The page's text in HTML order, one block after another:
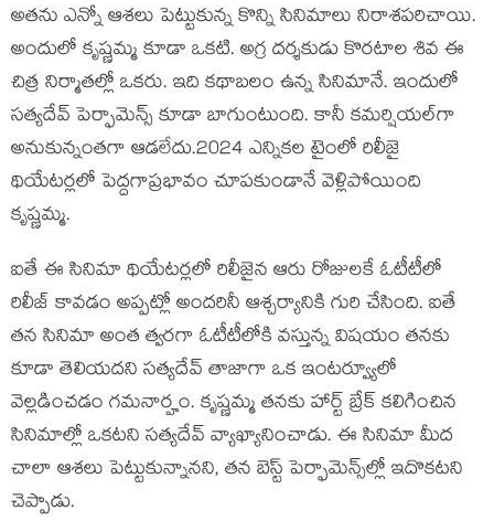
అత‌ను ఎన్నో ఆశ‌లు పెట్టుకున్న కొన్ని సినిమాలు నిరాశ‌ప‌రిచాయి.
అందులో కృష్ణ‌మ్మ కూడా ఒక‌టి. అగ్ర ద‌ర్శ‌కుడు కొర‌టాల శివ ఈ
చిత్ర నిర్మాత‌ల్లో ఒక‌రు. ఇది క‌థాబ‌లం ఉన్న సినిమానే. ఇందులో
సత్య‌దేవ్ పెర్ఫామెన్స్ కూడా బాగుంటుంది. కానీ క‌మ‌ర్షియ‌ల్‌గా
అనుకున్నంతగా ఆడ‌లేదు.2024 ఎన్నిక‌ల టైంలో రిలీజై
థియేట‌ర్ల‌లో పెద్ద‌గాప్ర‌భావం చూప‌కుండానే వెళ్లిపోయింది
కృష్ణ‌మ్మ‌.
ఐతే ఈ సినిమా థియేట‌ర్ల‌లో రిలీజైన ఆరు రోజుల‌కే ఓటీటీలో
రిలీజ్ కావ‌డం అప్ప‌ట్లో అంద‌రినీ ఆశ్చ‌ర్యానికి గురి చేసింది. ఐతే
త‌న సినిమా అంత త్వ‌ర‌గా ఓటీటీలోకి వ‌స్తున్న విష‌యం త‌న‌కు
కూడా తెలియ‌ద‌ని స‌త్య‌దేవ్ తాజాగా ఒక ఇంట‌ర్వ్యూలో
వెల్ల‌డించ‌డం గ‌మ‌నార్హం. కృష్ణ‌మ్మ త‌నకు హార్ట్ బ్రేక్ క‌లిగించిన
సినిమాల్లో ఒక‌ట‌ని స‌త్య‌దేవ్ వ్యాఖ్యానించాడు. ఈ సినిమా మీద
చాలా ఆశ‌లు పెట్టుకున్నాన‌ని, త‌న బెస్ట్ పెర్ఫామెన్స్‌ల్లో ఇదొక‌ట‌ని
చెప్పాడు.